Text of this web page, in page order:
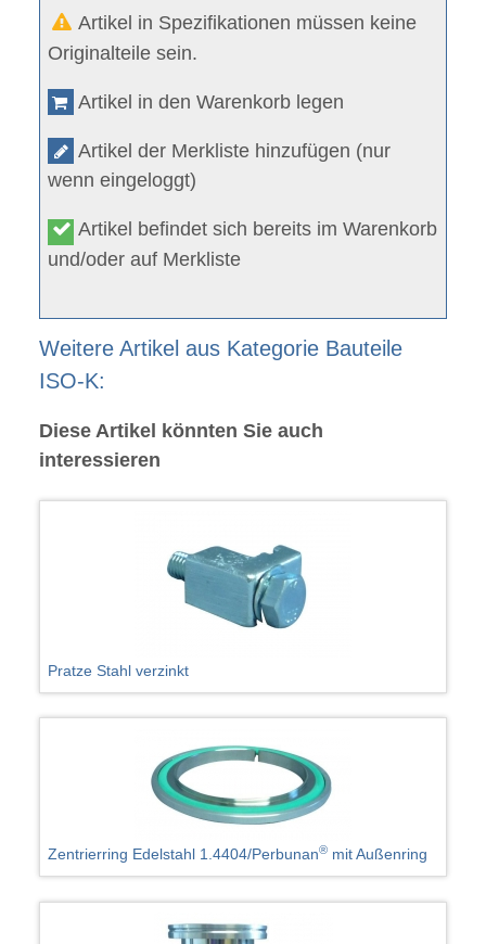
Artikel in Spezifikationen müssen keine
Originalteile sein.
Artikel in den Warenkorb legen
Artikel der Merkliste hinzufügen (nur
wenn eingeloggt)
Artikel befindet sich bereits im Warenkorb
und/oder auf Merkliste
Weitere Artikel aus Kategorie Bauteile
ISO-K:
Diese Artikel könnten Sie auch
interessieren
Pratze Stahl verzinkt
Zentrierring Edelstahl 1.4404/Perbunan® mit Außenring